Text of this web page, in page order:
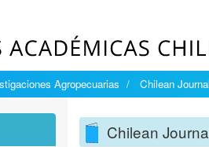
Agropecuarias Chilean
Chilean